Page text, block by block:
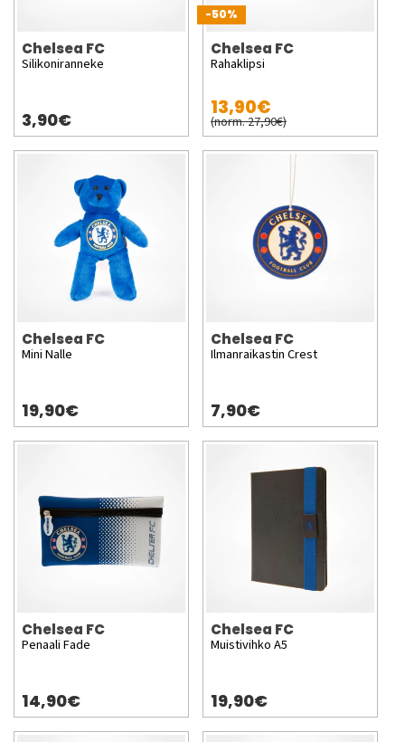
Chelsea FC
Silikoniranneke
3,90€
-50%
Chelsea FC
Rahaklipsi
13,90€
(norm. 27,90€)
Chelsea FC
Mini Nalle
19,90€
Chelsea FC
Ilmanraikastin Crest
7,90€
Chelsea FC
Penaali Fade
14,90€
Chelsea FC
Muistivihko A5
19,90€